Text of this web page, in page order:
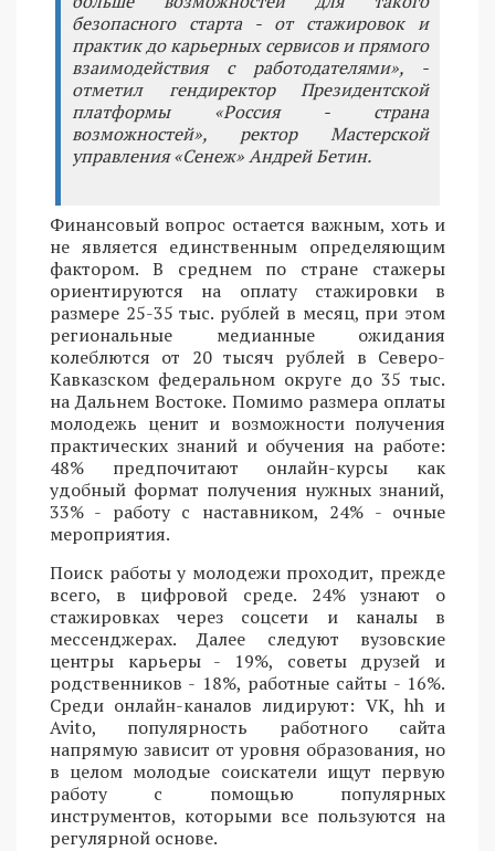
безопасного старта - от стажировок и
практик до карьерных сервисов и прямого
взаимодействия с работодателями», -
отметил гендиректор Президентской
платформы «Россия - страна
возможностей», ректор Мастерской
управления «Сенеж» Андрей Бетин.
Финансовый вопрос остается важным, хоть и
не является единственным определяющим
фактором. В среднем по стране стажеры
ориентируются на оплату стажировки в
размере 25-35 тыс. рублей в месяц, при этом
региональные медианные ожидания
колеблются от 20 тысяч рублей в Северо-
Кавказском федеральном округе до 35 тыс.
на Дальнем Востоке. Помимо размера оплаты
молодежь ценит и возможности получения
практических знаний и обучения на работе:
48% предпочитают онлайн-курсы как
удобный формат получения нужных знаний,
33% - работу с наставником, 24% - очные
мероприятия.
Поиск работы у молодежи проходит, прежде
всего, в цифровой среде. 24% узнают о
стажировках через соцсети и каналы в
мессенджерах. Далее следуют вузовские
центры карьеры - 19%, советы друзей и
родственников - 18%, работные сайты - 16%.
Среди онлайн-каналов лидируют: VK, hh и
Avito, популярность работного сайта
напрямую зависит от уровня образования, но
в целом молодые соискатели ищут первую
работу с помощью популярных
инструментов, которыми все пользуются на
регулярной основе.